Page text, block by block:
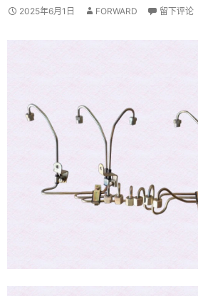
2025年6月1日 FORWARD 留下评论